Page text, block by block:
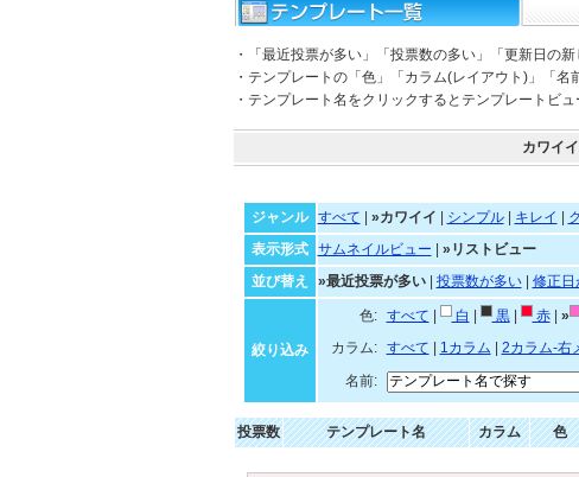
・「最近投票が多い」「投票数の多い」「更新日の
・テンプレートの「色」「カラム(レイアウト)」「名
・テンプレート名をクリックするとテンプレートビュ
カワイ
ジャンル
すべて »カワイイ シンプル| キレイ
表示形式
サムネイルビュー
»リストビュー
並び替え
»最近投票が多い| 投票数が多い| 修正日
絞り込み
色: すべて 白 黒| 赤| »
カラム:
すべて 1カラム 2カラム-右
名前:
投票数 テンプレート名 カラム 色